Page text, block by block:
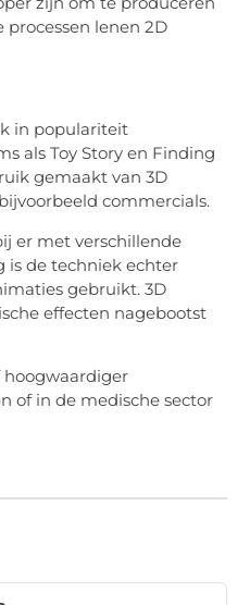
lenen 2D
in populariteit
als Toy Story en Finding
gemaakt van 3D
commercials.
er met verschillende
is de techniek echter
gebruikt. 3D
effecten nagebootst
hoogwaardiger
of in de medische sector